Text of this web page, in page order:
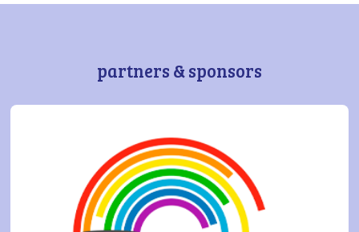
partners & sponsors